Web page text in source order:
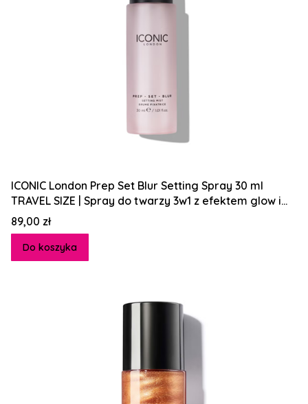
ICONIC London Prep Set Blur Setting Spray 30 ml
TRAVEL SIZE | Spray do twarzy 3w1 z efektem glow i
wygładzenia - ulubieniec profesjonalnych
makijażystów i influencerek beauty na całym świeci
Cena
89,00 zł
Do koszyka